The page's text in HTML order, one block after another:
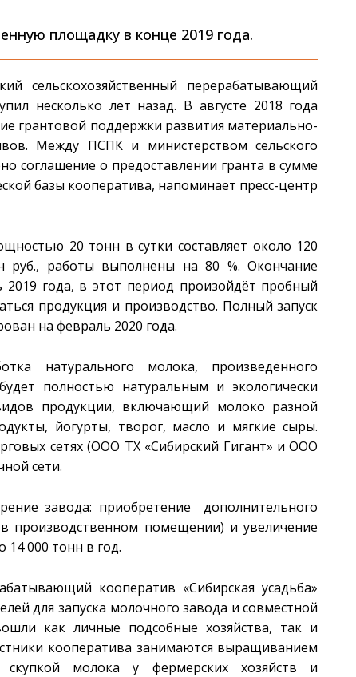
площадку в конце 2019 года.
сельскохозяйственный перерабатывающий
несколько лет назад. В августе 2018 года
грантовой поддержки развития материально-
Между ПСПК и министерством сельского
соглашение о предоставлении гранта в сумме
базы кооператива, напоминает пресс-центр
20 тонн в сутки составляет около 120
работы выполнены на 80 %. Окончание
года, в этот период произойдёт пробный
продукция и производство. Полный запуск
на февраль 2020 года.
натурального молока, произведённого
полностью натуральным и экологически
продукции, включающий молоко разной
йогурты, творог, масло и мягкие сыры.
сетях (ООО ТХ «Сибирский Гигант» и ООО
сети.
завода: приобретение дополнительного
производственном помещении) и увеличение
000 тонн в год.
кооператив «Сибирская усадьба»
для запуска молочного завода и совместной
как личные подсобные хозяйства, так и
кооператива занимаются выращиванием
молока у фермерских хозяйств и